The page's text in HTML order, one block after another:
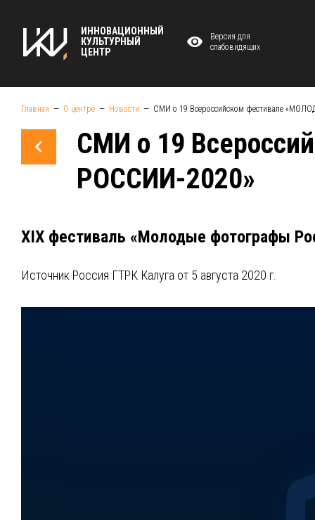
ИННОВАЦИОННЫЙ
КУЛЬТУРНЫЙ
ЦЕНТР
Версия для
слабовидящих
Главная О центре Новости СМИ о 19 Всероссийском фестивале
СМИ о 19
РОССИИ-2020»
XIX фестиваль «Молодые фотографы
Источник Россия ГТРК Калуга от 5 августа 2020 г.